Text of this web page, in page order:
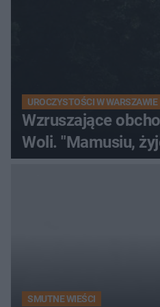
UROCZYSTOŚCI W WARSZAWIE
Wzruszające
Woli. "Mamusiu,
SMUTNE WIEŚCI